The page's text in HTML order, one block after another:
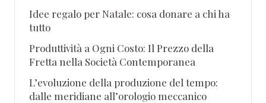
Idee regalo per Natale: cosa donare a chi ha
tutto
Produttività a Ogni Costo: Il Prezzo della
Fretta nella Società Contemporanea
L’evoluzione della produzione del tempo:
dalle meridiane all’orologio meccanico